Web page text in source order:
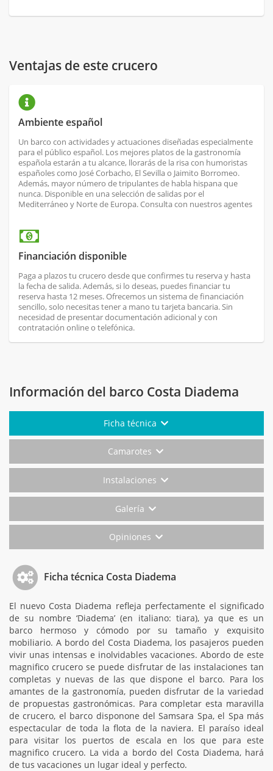
Ventajas de este crucero
Ambiente español
Un barco con actividades y actuaciones diseñadas especialmente
para el público español. Los mejores platos de la gastronomía
española estarán a tu alcance, llorarás de la risa con humoristas
españoles como José Corbacho, El Sevilla o Jaimito Borromeo.
Además, mayor número de tripulantes de habla hispana que
nunca. Disponible en una selección de salidas por el
Mediterráneo y Norte de Europa. Consulta con nuestros agentes
Financiación disponible
Paga a plazos tu crucero desde que confirmes tu reserva y hasta
la fecha de salida. Además, si lo deseas, puedes financiar tu
reserva hasta 12 meses. Ofrecemos un sistema de financiación
sencillo, solo necesitas tener a mano tu tarjeta bancaria. Sin
necesidad de presentar documentación adicional y con
contratación online o telefónica.
Información del barco Costa Diadema
Ficha técnica
Camarotes
Instalaciones
Galería
Opiniones
Ficha técnica Costa Diadema
El nuevo Costa Diadema refleja perfectamente el significado
de su nombre ‘Diadema’ (en italiano: tiara), ya que es un
barco hermoso y cómodo por su tamaño y exquisito
mobiliario. A bordo del Costa Diadema, los pasajeros pueden
vivir unas intensas e inolvidables vacaciones. Abordo de este
magnifico crucero se puede disfrutar de las instalaciones tan
completas y nuevas de las que dispone el barco. Para los
amantes de la gastronomía, pueden disfrutar de la variedad
de propuestas gastronómicas. Para completar esta maravilla
de crucero, el barco disponone del Samsara Spa, el Spa más
espectacular de toda la flota de la naviera. El paraíso ideal
para visitar los puertos de escala en los que para este
magnifico crucero. La vida a bordo del Costa Diadema, hará
de tus vacaciones un lugar ideal y perfecto.